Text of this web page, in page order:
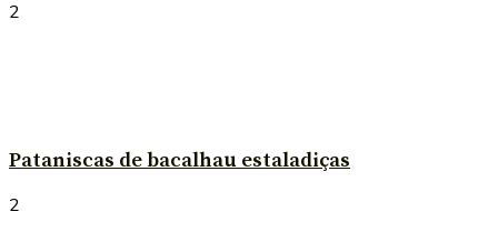
2
Pataniscas de bacalhau estaladiças
2